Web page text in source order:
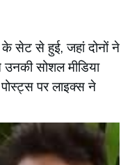
सेट से हुई, जहां दोनों ने
सोशल मीडिया
पर लाइक्स ने